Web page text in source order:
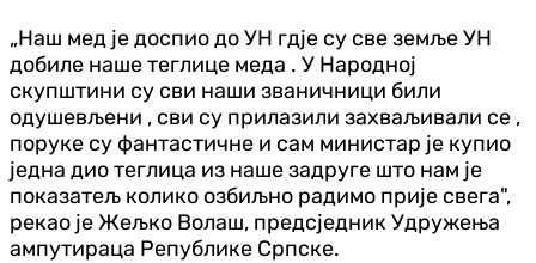
„Наш мед је доспио до УН гдје су све земље УН
добиле наше теглице меда . У Народној
скупштини су сви наши званичници били
одушевљени , сви су прилазили захваљивали се ,
поруке су фантастичне и сам министар је купио
једна дио теглица из наше задруге што нам је
показатељ колико озбиљно радимо прије свега",
рекао је Жељко Волаш, предсједник Удружења
ампутираца Републике Српске.